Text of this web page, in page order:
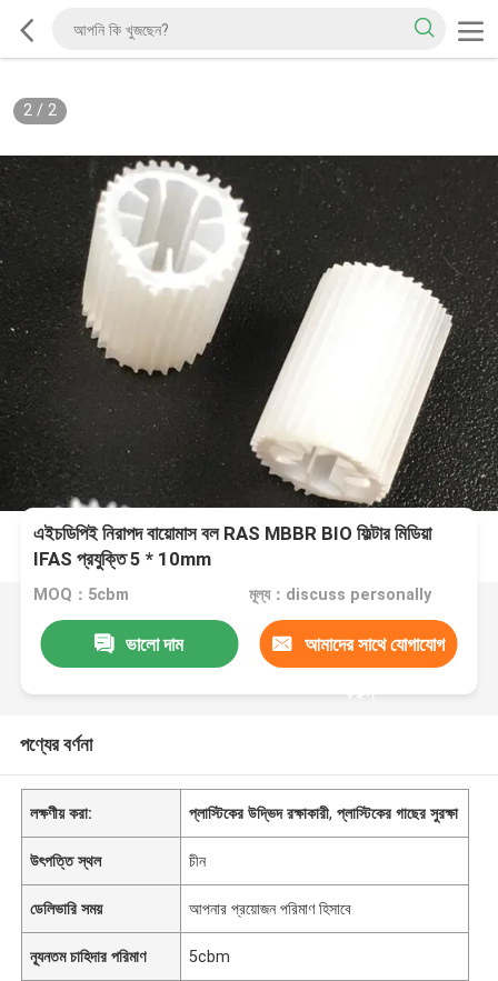
2/ 2
এইচডিপিই নিরাপদ বায়োমাস বল RAS MBBR BIO ফিল্টার মিডিয়া
IFAS প্রযুক্তি 5 * 10mm
MOQ：5cbm মূল্য：discuss personally
ভালো দাম আমাদের সাথে যোগাযোগ
করুন
পণ্যের বর্ণনা
লক্ষণীয় করা: প্লাস্টিকের উদ্ভিদ রক্ষাকারী,প্লাস্টিকের গাছের সুরক্ষা
উৎপত্তি স্থল চীন
ডেলিভারি সময় আপনার প্রয়োজন পরিমাণ হিসাবে
ন্যূনতম চাহিদার পরিমাণ 5cbm